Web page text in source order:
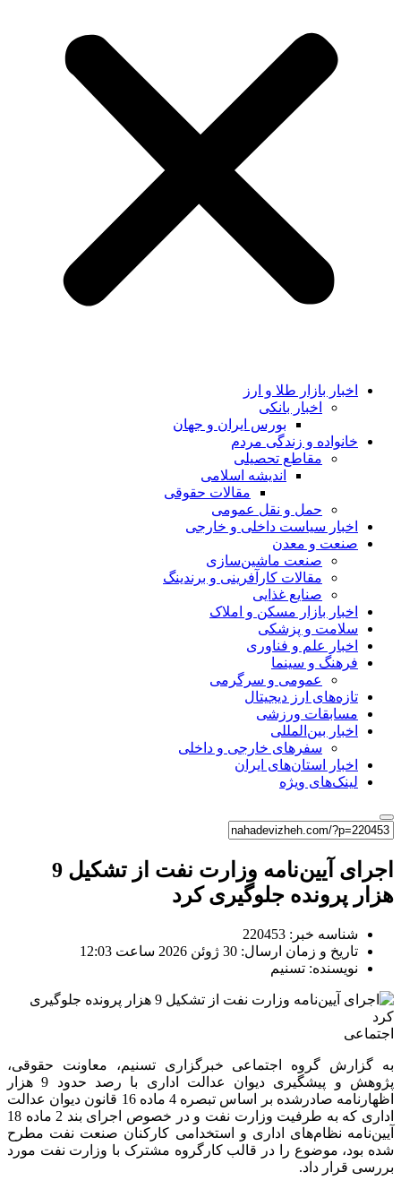
اخبار بازار طلا و ارز
اخبار بانکی
بورس ایران و جهان
خانواده و زندگی مردم
مقاطع تحصیلی
اندیشه اسلامی
مقالات حقوقی
حمل و نقل عمومی
اخبار سیاست داخلی و خارجی
صنعت و معدن
صنعت ماشین‌سازی
مقالات کارآفرینی و برندینگ
صنایع غذایی
اخبار بازار مسکن و املاک
سلامت و پزشکی
اخبار علم و فناوری
فرهنگ و سینما
عمومی و سرگرمی
تازه‌های ارز دیجیتال
مسابقات ورزشی
اخبار بین‌المللی
سفرهای خارجی و داخلی
اخبار استان‌های ایران
لینک‌های ویژه
اجرای آیین‌نامه وزارت نفت از تشکیل 9
هزار پرونده جلوگیری کرد
شناسه خبر: 220453
تاریخ و زمان ارسال: 30 ژوئن 2026 ساعت 12:03
نویسنده: تسنیم
اجتماعی
به گزارش گروه اجتماعی خبرگزاری تسنیم، معاونت حقوقی،
پژوهش و پیشگیری دیوان عدالت اداری با رصد حدود 9 هزار
اظهارنامه صادرشده بر اساس تبصره 4 ماده 16 قانون دیوان عدالت
اداری که به طرفیت وزارت نفت و در خصوص اجرای بند 2 ماده 18
آیین‌نامه نظام‌های اداری و استخدامی کارکنان صنعت نفت مطرح
شده بود، موضوع را در قالب کارگروه مشترک با وزارت نفت مورد
بررسی قرار داد.